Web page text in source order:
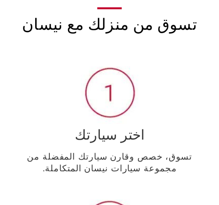
تسوق من منزلك مع نيسان
اختر سيارتك
تسوق، خصص وقارن سيارتك المفضلة من
مجموعة سيارات نيسان المتكاملة.